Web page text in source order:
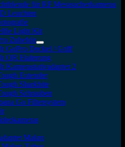
für RF Messsucherkameras
Leuchten
Light Kit
Zubehör
GoPro Deckel / Griff
QR Halterung
Kamerastativadapter 2
Extender
Sharkbite
Schrauben
Go Filtersystem
Makro